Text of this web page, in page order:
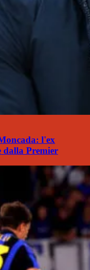
l'ex
dalla Premier